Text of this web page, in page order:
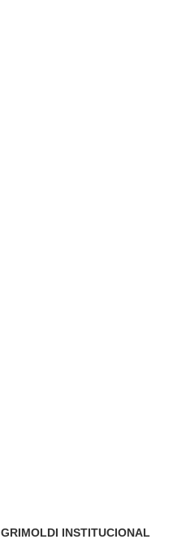
GRIMOLDI INSTITUCIONAL